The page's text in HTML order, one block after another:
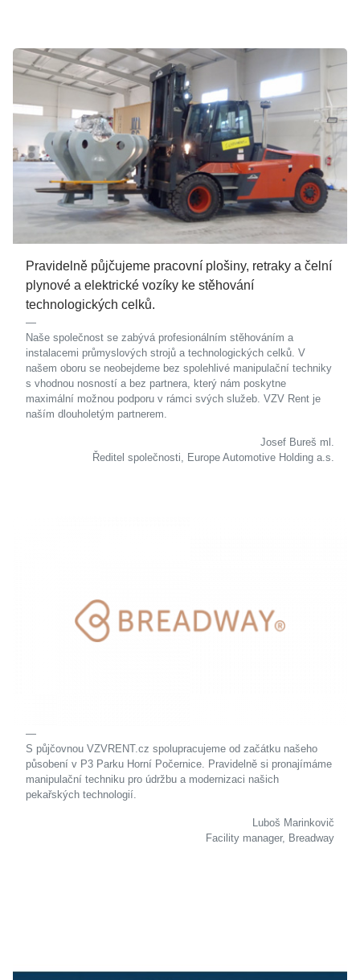
Pravidelně půjčujeme pracovní plošiny, retraky a čelní
plynové a elektrické vozíky ke stěhování
technologických celků.
Naše společnost se zabývá profesionálním stěhováním a
instalacemi průmyslových strojů a technologických celků. V
našem oboru se neobejdeme bez spolehlivé manipulační techniky
s vhodnou nosností a bez partnera, který nám poskytne
maximální možnou podporu v rámci svých služeb. VZV Rent je
naším dlouholetým partnerem.
Josef Bureš ml.
Ředitel společnosti, Europe Automotive Holding a.s.
S půjčovnou VZVRENT.cz spolupracujeme od začátku našeho
působení v P3 Parku Horní Počernice. Pravidelně si pronajímáme
manipulační techniku pro údržbu a modernizaci našich
pekařských technologií.
Luboš Marinkovič
Facility manager, Breadway